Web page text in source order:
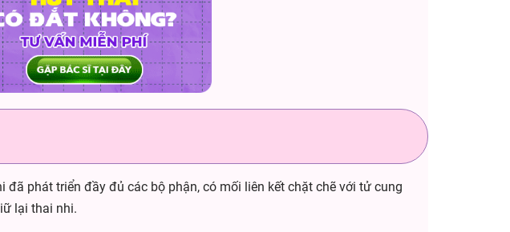
phát triển đầy đủ các bộ phận, có mối liên kết chặt chẽ với tử cung
lại thai nhi.